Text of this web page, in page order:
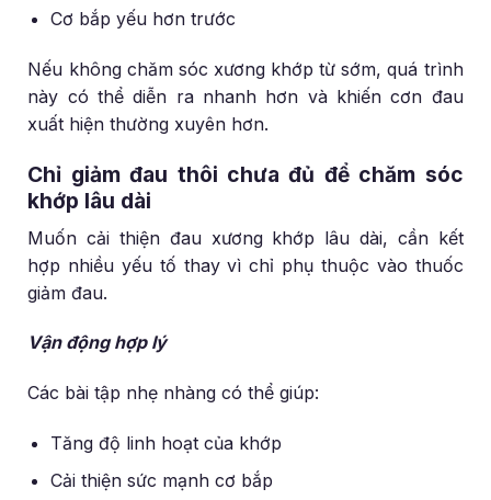
Cơ bắp yếu hơn trước
Nếu không chăm sóc xương khớp từ sớm, quá trình
này có thể diễn ra nhanh hơn và khiến cơn đau
xuất hiện thường xuyên hơn.
Chỉ giảm đau thôi chưa đủ để chăm sóc
khớp lâu dài
Muốn cải thiện đau xương khớp lâu dài, cần kết
hợp nhiều yếu tố thay vì chỉ phụ thuộc vào thuốc
giảm đau.
Vận động hợp lý
Các bài tập nhẹ nhàng có thể giúp:
Tăng độ linh hoạt của khớp
Cải thiện sức mạnh cơ bắp